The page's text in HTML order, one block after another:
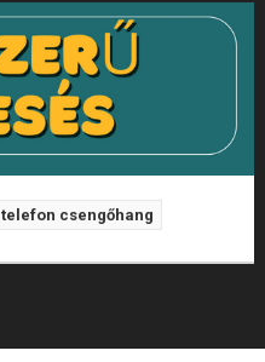
telefon csengőhang